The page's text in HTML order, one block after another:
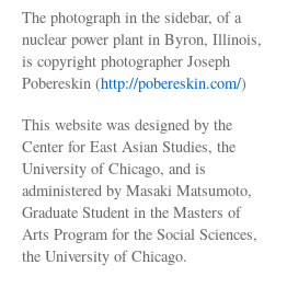
The photograph in the sidebar, of a
nuclear power plant in Byron, Illinois,
is copyright photographer Joseph
Pobereskin (http://pobereskin.com/)
This website was designed by the
Center for East Asian Studies, the
University of Chicago, and is
administered by Masaki Matsumoto,
Graduate Student in the Masters of
Arts Program for the Social Sciences,
the University of Chicago.